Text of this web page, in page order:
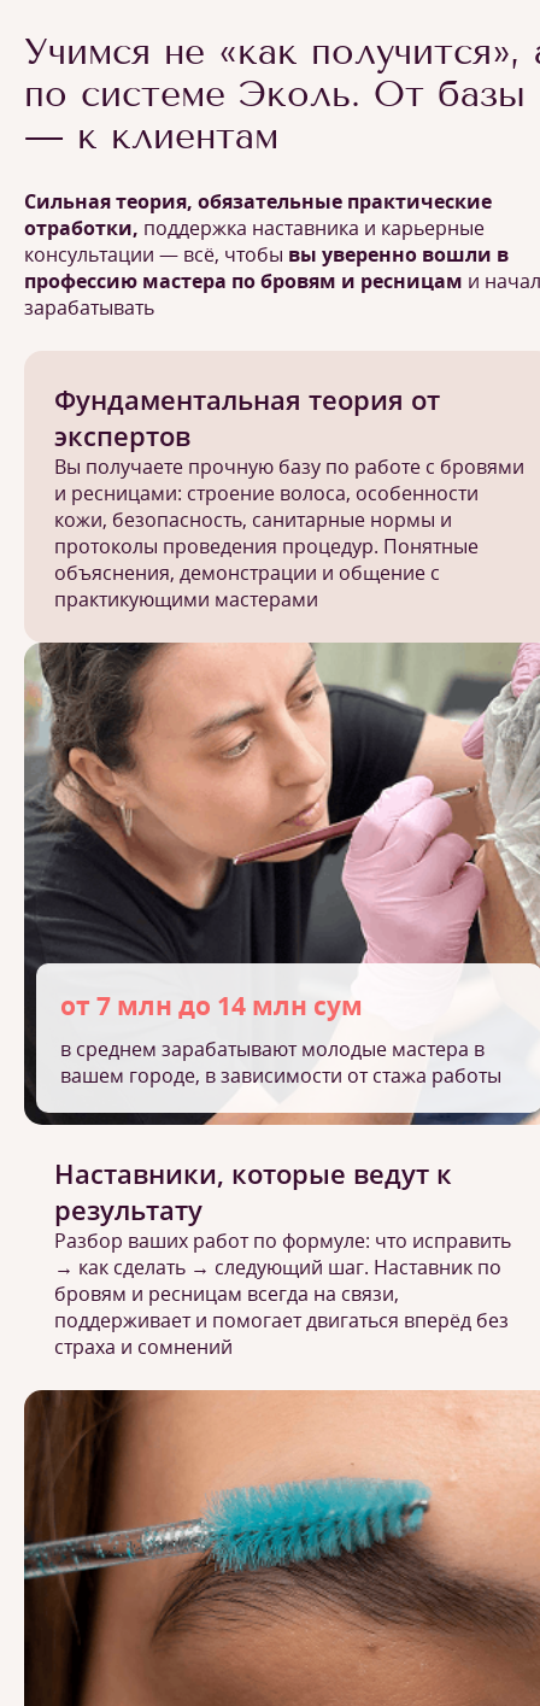
Учимся не «как получится»,
по системе Эколь. От базы
— к клиентам
Сильная теория, обязательные практические
отработки, поддержка наставника и карьерные
консультации — всё, чтобы вы уверенно вошли в
профессию мастера по бровям и ресницам и
зарабатывать
Фундаментальная теория от
экспертов
Вы получаете прочную базу по работе с бровями
и ресницами: строение волоса, особенности
кожи, безопасность, санитарные нормы и
протоколы проведения процедур. Понятные
объяснения, демонстрации и общение с
практикующими мастерами
от 7 млн до 14 млн сум
в среднем зарабатывают молодые мастера в
вашем городе, в зависимости от стажа работы
Наставники, которые ведут к
результату
Разбор ваших работ по формуле: что исправить
→ как сделать → следующий шаг. Наставник по
бровям и ресницам всегда на связи,
поддерживает и помогает двигаться вперёд без
страха и сомнений